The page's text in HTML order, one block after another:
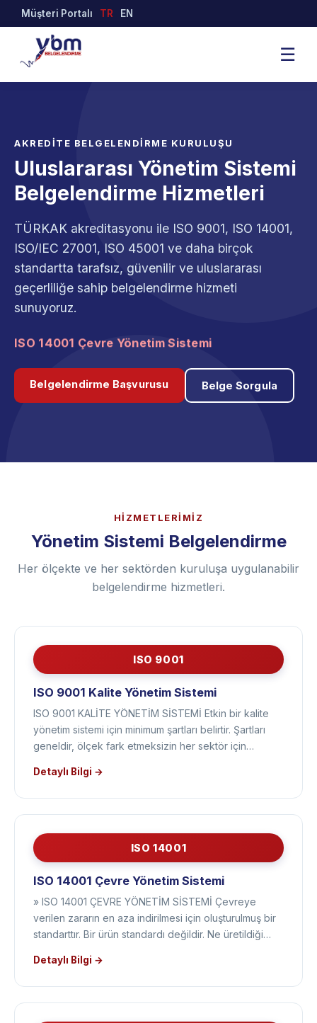
Müşteri Portalı TR EN
☰
AKREDİTE BELGELENDİRME KURULUŞU
Uluslararası Yönetim Sistemi
Belgelendirme Hizmetleri
TÜRKAK akreditasyonu ile ISO 9001, ISO 14001,
ISO/IEC 27001, ISO 45001 ve daha birçok
standartta tarafsız, güvenilir ve uluslararası
geçerliliğe sahip belgelendirme hizmeti
sunuyoruz.
ISO 45001 İş Sağlığı ve Güvenliği Yönetim
Belgelendirme Başvurusu Belge Sorgula
HİZMETLERİMİZ
Yönetim Sistemi Belgelendirme
Her ölçekte ve her sektörden kuruluşa uygulanabilir
ISO 9001
ISO 9001 Kalite Yönetim Sistemi
ISO 9001 KALİTE YÖNETİM SİSTEMİ Etkin bir kalite
yönetim sistemi için minimum şartları belirtir. Şartları
geneldir, ölçek fark etmeksizin her sektör için…
ISO 14001
ISO 14001 Çevre Yönetim Sistemi
» ISO 14001 ÇEVRE YÖNETİM SİSTEMİ Çevreye
verilen zararın en aza indirilmesi için oluşturulmuş bir
standarttır. Bir ürün standardı değildir. Ne üretildiği…